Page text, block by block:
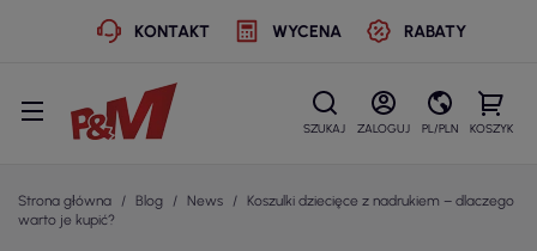
KONTAKT WYCENA RABATY
SZUKAJ ZALOGUJ PL/PLN KOSZYK
Strona główna Blog News
Koszulki dziecięce z nadrukiem – dlaczego
warto je kupić?